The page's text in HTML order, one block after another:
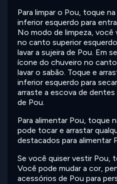
Para limpar o Pou, toque
inferior esquerdo para
No modo de limpeza, você
no canto superior
lavar a sujeira de Pou. Em
ícone do chuveiro no
lavar o sabão. Toque e
inferior esquerdo para
arraste a escova de
de Pou.
Para alimentar Pou, toque
pode tocar e arrastar
destacados para alimentar
Se você quiser vestir Pou,
Você pode mudar a cor,
acessórios de Pou para